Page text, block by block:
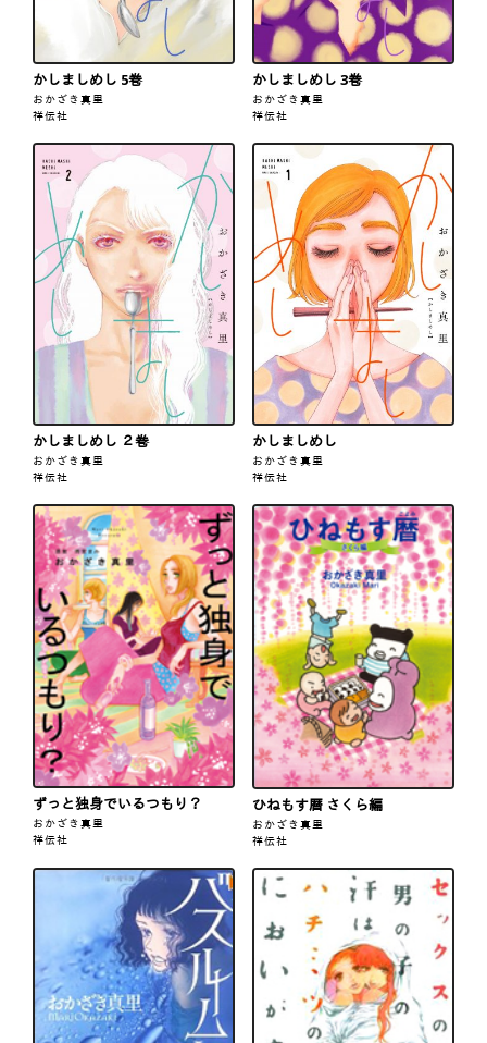
かしましめし 5巻
おかざき真里
祥伝社
かしましめし 3巻
おかざき真里
祥伝社
かしましめし ２巻
おかざき真里
祥伝社
かしましめし
おかざき真里
祥伝社
ずっと独身でいるつもり？
おかざき真里
祥伝社
ひねもす暦 さくら編
おかざき真里
祥伝社